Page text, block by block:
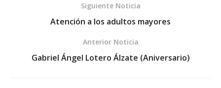
Siguiente Noticia
Atención a los adultos mayores
Anterior Noticia
Gabriel Ángel Lotero Álzate (Aniversario)